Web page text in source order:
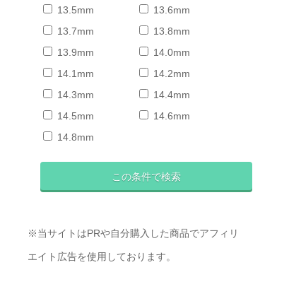
13.5mm
13.6mm
13.7mm
13.8mm
13.9mm
14.0mm
14.1mm
14.2mm
14.3mm
14.4mm
14.5mm
14.6mm
14.8mm
※当サイトはPRや自分購入した商品でアフィリ
エイト広告を使用しております。